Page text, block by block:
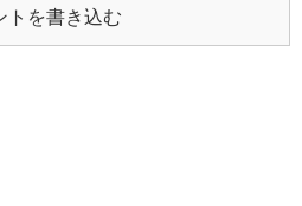
トを書き込む